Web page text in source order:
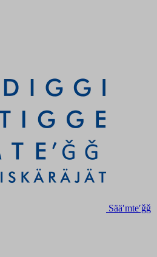
Sääʹmteʹǧǧ